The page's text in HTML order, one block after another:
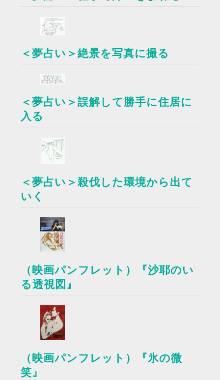
＜夢占い＞絶景を写真に撮る
＜夢占い＞誤解して勝手に住居に
入る
＜夢占い＞殺伐した環境から出て
いく
（映画パンフレット）『沙耶のい
る透視図』
（映画パンフレット）『氷の微
笑』